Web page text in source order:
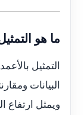
ما هو
التمثيل
البيانات
ويمثل ارتفاع